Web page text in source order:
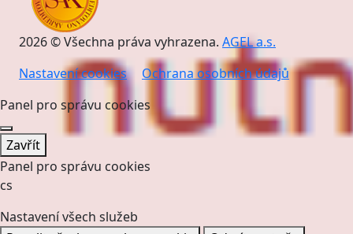
2026 © Všechna práva vyhrazena. AGEL a.s.
Nastavení cookies
Ochrana osobních údajů
Panel pro správu cookies
Zavřít
Panel pro správu cookies
cs
Nastavení všech služeb